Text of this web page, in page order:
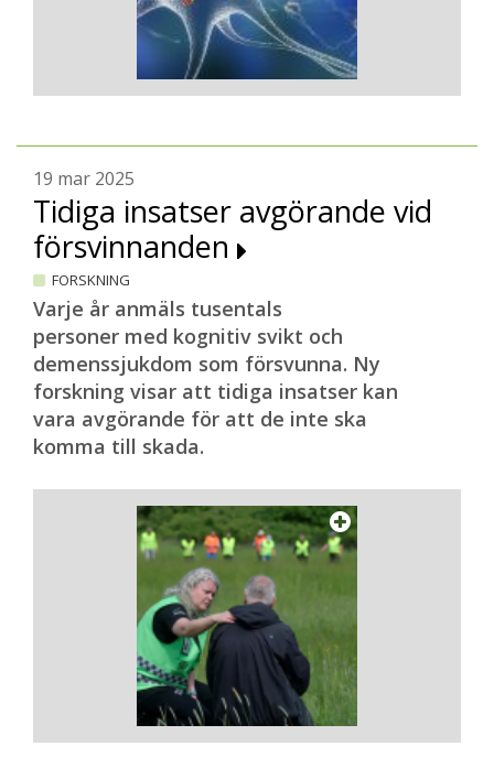
19 mar 2025
Tidiga insatser avgörande vid
försvinnanden
FORSKNING
Varje år anmäls tusentals
personer med kognitiv svikt och
demenssjukdom som försvunna. Ny
forskning visar att tidiga insatser kan
vara avgörande för att de inte ska
komma till skada.